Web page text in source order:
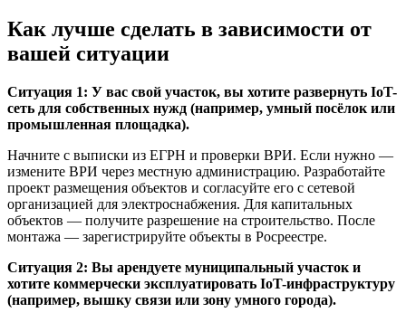
Как лучше сделать в зависимости от
вашей ситуации
Ситуация 1: У вас свой участок, вы хотите развернуть IoT-
сеть для собственных нужд (например, умный посёлок или
промышленная площадка).
Начните с выписки из ЕГРН и проверки ВРИ. Если нужно —
измените ВРИ через местную администрацию. Разработайте
проект размещения объектов и согласуйте его с сетевой
организацией для электроснабжения. Для капитальных
объектов — получите разрешение на строительство. После
монтажа — зарегистрируйте объекты в Росреестре.
Ситуация 2: Вы арендуете муниципальный участок и
хотите коммерчески эксплуатировать IoT-инфраструктуру
(например, вышку связи или зону умного города).